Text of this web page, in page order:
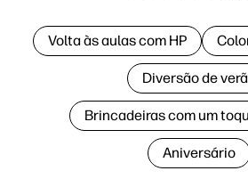
Volta às aulas com HP
Diversão de
Brincadeiras com um
Aniversário